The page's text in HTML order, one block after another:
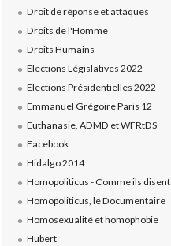
Droit de réponse et attaques
Droits de l'Homme
Droits Humains
Elections Législatives 2022
Elections Présidentielles 2022
Emmanuel Grégoire Paris 12
Euthanasie, ADMD et WFRtDS
Facebook
Hidalgo 2014
Homopoliticus - Comme ils disent
Homopoliticus, le Documentaire
Homosexualité et homophobie
Hubert